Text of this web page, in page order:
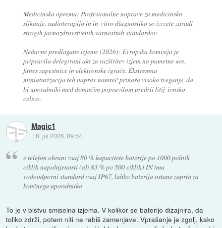
Medicinska oprema: Profesionalne naprave za medicinsko
slikanje, radioterapijo in in-vitro diagnostiko so izvzete zaradi
strogih javnozdravstvenih varnostnih standardov.
Nedavne predlagane izjeme (2026): Evropska komisija je
pripravila delegirani akt za razširitev izjem na pametne ure,
fitnes zapestnice in elektronske igrače. Ekstremna
miniaturizacija teh naprav namreč prinaša visoko tveganje, da
bi uporabniki med domačim popravilom predrli litij-ionsko
celico.
Magic1
::8. jul 2026, 09:54
e telefon ohrani vsaj 80 % kapacitete baterije po 1000 polnih
ciklih napolnjenosti (ali 83 % po 500 ciklih) IN ima
vodoodporni standard vsaj IP67, lahko baterija ostane zaprta za
končnega uporabnika
To je v bistvu smiselna izjema. V kolikor se baterijo dizajnira, da
toliko zdrži, potem niti ne rabiš zamenjave. Vprašanje je zgolj, kako